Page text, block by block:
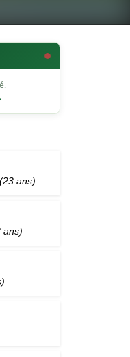
(23 ans)
ans)